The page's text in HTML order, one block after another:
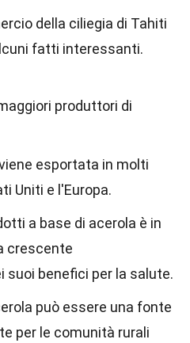
della ciliegia di Tahiti
fatti interessanti.
produttori di
esportata in molti
Uniti e l'Europa.
a base di acerola è in
crescente
suoi benefici per la salute.
può essere una fonte
per le comunità rurali